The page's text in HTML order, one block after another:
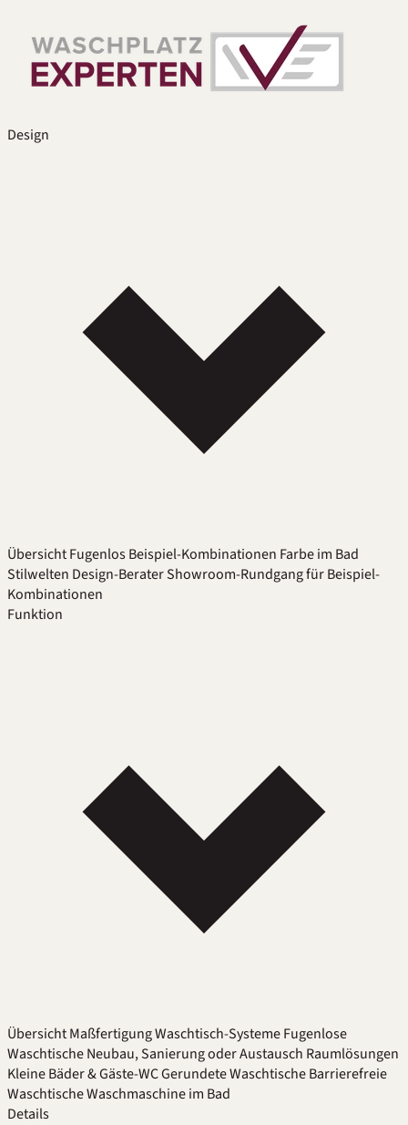
Design
ÜbersichtFugenlosBeispiel-Kombinationen Farbe im Bad
Stilwelten Design-BeraterShowroom-Rundgang für Beispiel-
Kombinationen
Funktion
ÜbersichtMaßfertigungWaschtisch-SystemeFugenlose
WaschtischeNeubau, Sanierung oder Austausch Raumlösungen
Kleine Bäder & Gäste-WCGerundete WaschtischeBarrierefreie
WaschtischeWaschmaschine im Bad
Details